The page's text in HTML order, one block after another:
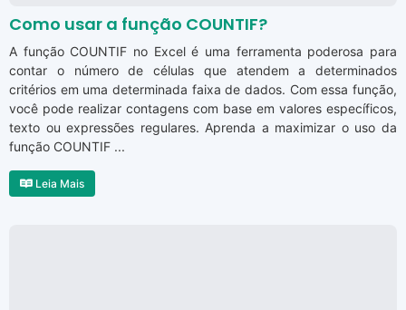
Como usar a função COUNTIF?
A função COUNTIF no Excel é uma ferramenta poderosa para
contar o número de células que atendem a determinados
critérios em uma determinada faixa de dados. Com essa função,
você pode realizar contagens com base em valores específicos,
texto ou expressões regulares. Aprenda a maximizar o uso da
função COUNTIF ...
Leia Mais